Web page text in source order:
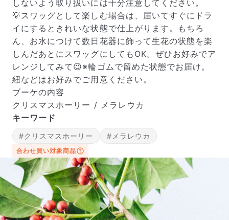
届いたお花に元気がなかったら？
もし届いたお花に「枯れている」「折れている」などの
不備があった場合は、些細なことでもお気軽にサポート
までご連絡ください。ご返金にて補償いたします。
写真と同じものが届く？
しないよう取り扱いには十分注意してください。
💡スワッグとして楽しむ場合は、届いてすぐにドラ
イにするときれいな状態で仕上がります。もちろ
ん、お水につけて数日花器に飾って生花の状態を楽
しんだあとにスワッグにしてもOK。ぜひお好みでア
レンジしてみて😉※輪ゴムで留めた状態でお届け。
紐などはお好みでご用意ください。
ブーケの内容
クリスマスホーリー / メラレウカ
キーワード
#クリスマスホーリー #メラレウカ
合わせ買い対象商品